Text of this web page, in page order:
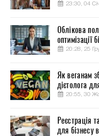
23:30, 04
Облікова
оптимізації
20:28, 25
Як веганам
дієтолога
20:55, 30
Реєстрація
для бізнесу